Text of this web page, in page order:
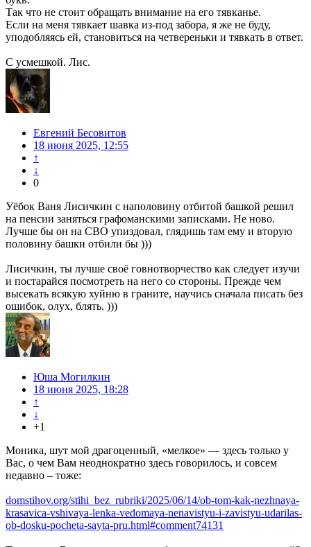
Так что не стоит обращать внимание на его тявканье.
Если на меня тявкает шавка из-под забора, я же не буду,
уподобляясь ей, становиться на четвереньки и тявкать в ответ.
С усмешкой. Лис.
Евгений Бесовитов
18 июня 2025, 12:55
↑
↓
0
Уёбок Ваня Лисичкин с наполовину отбитой башкой решил
на пенсии заняться графоманскими записками. Не ново.
Лучше бы он на СВО упиздовал, глядишь там ему и вторую
половину башки отбили бы )))
Лисичкин, ты лучше своё говнотворчество как следует изучи
и постарайся посмотреть на него со стороны. Прежде чем
высекать всякую хуйню в граните, научись сначала писать без
ошибок, олух, блять. )))
Юша Могилкин
18 июня 2025, 18:28
↑
↓
+1
Моника, шут мой драгоценный, «мелкое» — здесь только у
Вас, о чем Вам неоднократно здесь говорилось, и совсем
недавно – тоже:
domstihov.org/stihi_bez_rubriki/2025/06/14/ob-tom-kak-nezhnaya-
krasavica-vshivaya-lenka-vedomaya-nenavistyu-i-zavistyu-udarilas-
ob-dosku-pocheta-sayta-pru.html#comment74131